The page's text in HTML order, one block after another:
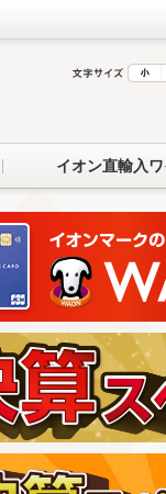
イオン直輸入